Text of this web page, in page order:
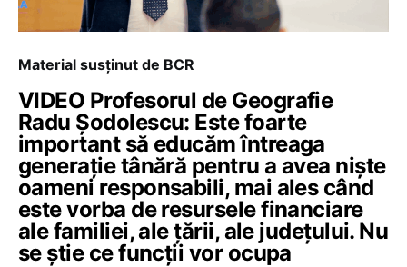
Material susținut de BCR
VIDEO Profesorul de Geografie
Radu Șodolescu: Este foarte
important să educăm întreaga
generație tânără pentru a avea niște
oameni responsabili, mai ales când
este vorba de resursele financiare
ale familiei, ale țării, ale județului. Nu
se știe ce funcții vor ocupa